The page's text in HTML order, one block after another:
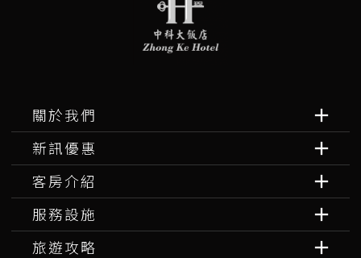
關於我們
新訊優惠
客房介紹
服務設施
旅遊攻略